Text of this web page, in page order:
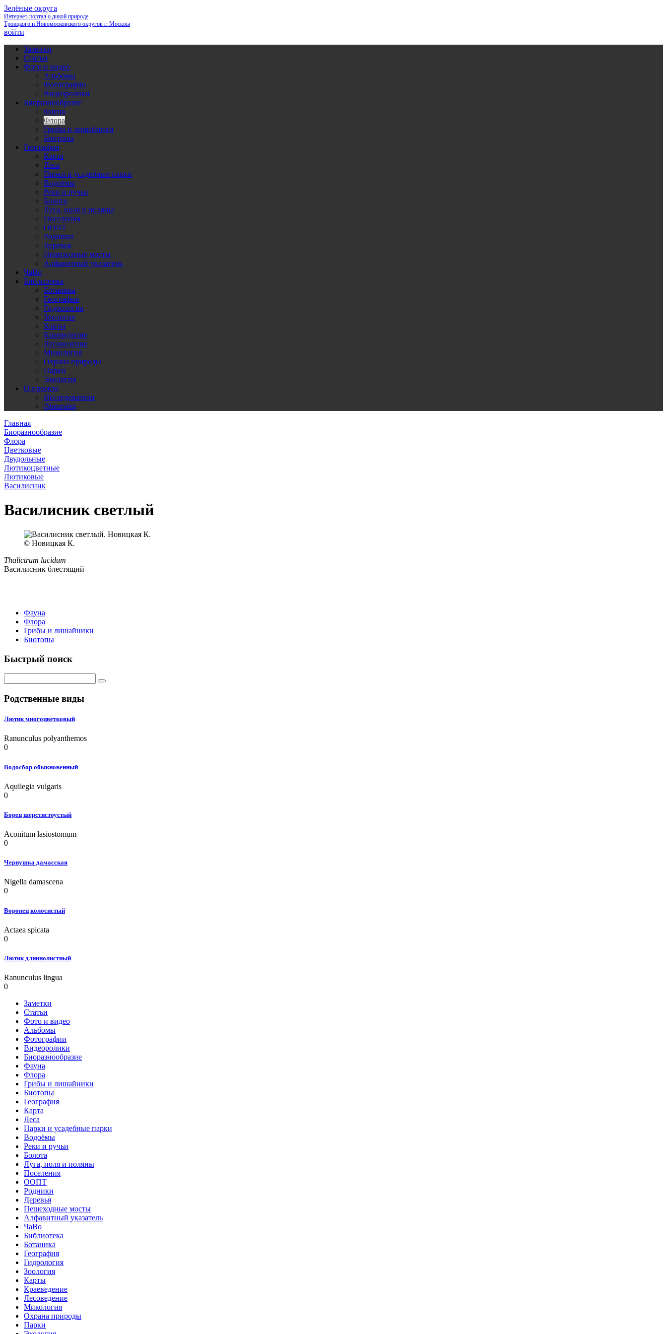
Зелёные округа
Интернет-портал о дикой природе
Троицкого и Новомосковского округов г. Москвы
войти
Заметки
Статьи
Фото и видео
Альбомы
Фотографии
Видеоролики
Биоразнообразие
Фауна
Флора
Грибы и лишайники
Биотопы
География
Карта
Леса
Парки и усадебные парки
Водоёмы
Реки и ручьи
Болота
Луга, поля и поляны
Поселения
ООПТ
Родники
Деревья
Пешеходные мосты
Алфавитный указатель
ЧаВо
Библиотека
Ботаника
География
Гидрология
Зоология
Карты
Краеведение
Лесоведение
Микология
Охрана природы
Парки
Экология
О проекте
Исследователи
iNaturalist
Главная
Биоразнообразие
Флора
Цветковые
Двудольные
Лютикоцветные
Лютиковые
Василисник
Василисник светлый
© Новицкая К.
Thalictrum lucidum
Василисник блестящий
Фауна
Флора
Грибы и лишайники
Биотопы
Быстрый поиск
Родственные виды
Лютик многоцветковый
Ranunculus polyanthemos
0
Водосбор обыкновенный
Aquilegia vulgaris
0
Борец шерстистоустый
Aconitum lasiostomum
0
Чернушка дамасская
Nigella damascena
0
Воронец колосистый
Actaea spicata
0
Лютик длиннолистный
Ranunculus lingua
0
Заметки
Статьи
Фото и видео
Альбомы
Фотографии
Видеоролики
Биоразнообразие
Фауна
Флора
Грибы и лишайники
Биотопы
География
Карта
Леса
Парки и усадебные парки
Водоёмы
Реки и ручьи
Болота
Луга, поля и поляны
Поселения
ООПТ
Родники
Деревья
Пешеходные мосты
Алфавитный указатель
ЧаВо
Библиотека
Ботаника
География
Гидрология
Зоология
Карты
Краеведение
Лесоведение
Микология
Охрана природы
Парки